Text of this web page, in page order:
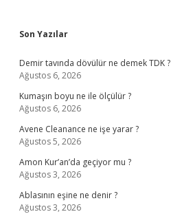
Sidebar
Son Yazılar
Demir tavında dövülür ne demek TDK ?
Ağustos 6, 2026
Kumaşın boyu ne ile ölçülür ?
Ağustos 6, 2026
Avene Cleanance ne işe yarar ?
Ağustos 5, 2026
Amon Kur’an’da geçiyor mu ?
Ağustos 3, 2026
Ablasının eşine ne denir ?
Ağustos 3, 2026